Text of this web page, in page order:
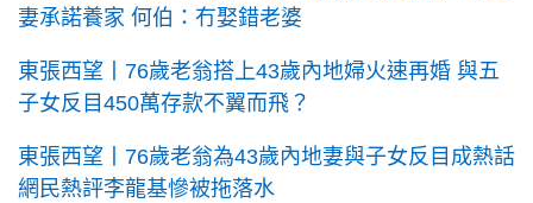
妻承諾養家 何伯：冇娶錯老婆
東張西望丨76歲老翁搭上43歲內地婦火速再婚 與五
子女反目450萬存款不翼而飛？
東張西望丨76歲老翁為43歲內地妻與子女反目成熱話
網民熱評李龍基慘被拖落水